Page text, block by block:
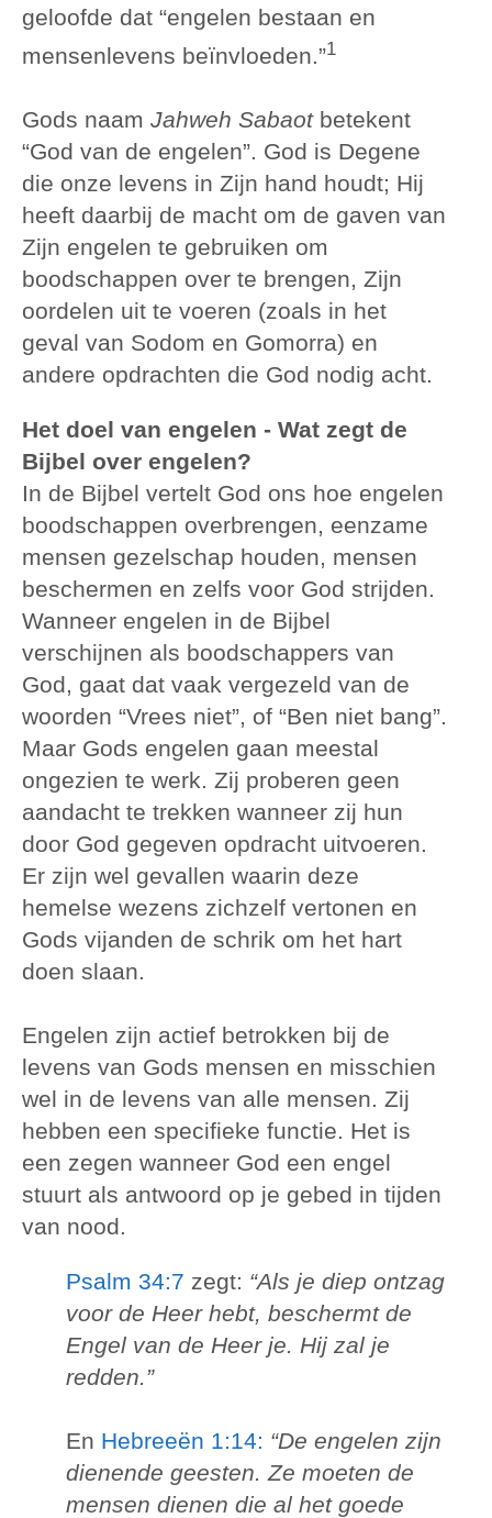
geloofde dat “engelen bestaan en
mensenlevens beïnvloeden.”1
Gods naam Jahweh Sabaotbetekent
“God van de engelen”. God is Degene
die onze levens in Zijn hand houdt; Hij
heeft daarbij de macht om de gaven van
Zijn engelen te gebruiken om
boodschappen over te brengen, Zijn
oordelen uit te voeren (zoals in het
geval van Sodom en Gomorra) en
andere opdrachten die God nodig acht.
Het doel van engelen - Wat zegt de
Bijbel over engelen?
In de Bijbel vertelt God ons hoe engelen
boodschappen overbrengen, eenzame
mensen gezelschap houden, mensen
beschermen en zelfs voor God strijden.
Wanneer engelen in de Bijbel
verschijnen als boodschappers van
God, gaat dat vaak vergezeld van de
woorden “Vrees niet”, of “Ben niet bang”.
Maar Gods engelen gaan meestal
ongezien te werk. Zij proberen geen
aandacht te trekken wanneer zij hun
door God gegeven opdracht uitvoeren.
Er zijn wel gevallen waarin deze
hemelse wezens zichzelf vertonen en
Gods vijanden de schrik om het hart
doen slaan.
Engelen zijn actief betrokken bij de
levens van Gods mensen en misschien
wel in de levens van alle mensen. Zij
hebben een specifieke functie. Het is
een zegen wanneer God een engel
stuurt als antwoord op je gebed in tijden
van nood.
Psalm 34:7 zegt: “Als je diep ontzag
voor de Heer hebt, beschermt de
Engel van de Heer je. Hij zal je
redden.”
En Hebreeën 1:14: “De engelen zijn
dienende geesten. Ze moeten de
mensen dienen die al het goede